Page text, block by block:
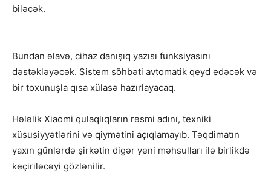
biləcək.
Bundan əlavə, cihaz danışıq yazısı funksiyasını
dəstəkləyəcək. Sistem söhbəti avtomatik qeyd edəcək və
bir toxunuşla qısa xülasə hazırlayacaq.
Hələlik Xiaomi qulaqlıqların rəsmi adını, texniki
xüsusiyyətlərini və qiymətini açıqlamayıb. Təqdimatın
yaxın günlərdə şirkətin digər yeni məhsulları ilə birlikdə
keçiriləcəyi gözlənilir.